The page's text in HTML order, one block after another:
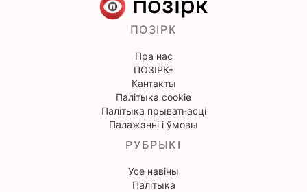
ПОЗІРК
Пра нас
ПОЗІРК+
Кантакты
Палітыка cookie
Палітыка прыватнасці
Палажэнні і ўмовы
РУБРЫКІ
Усе навіны
Палітыка